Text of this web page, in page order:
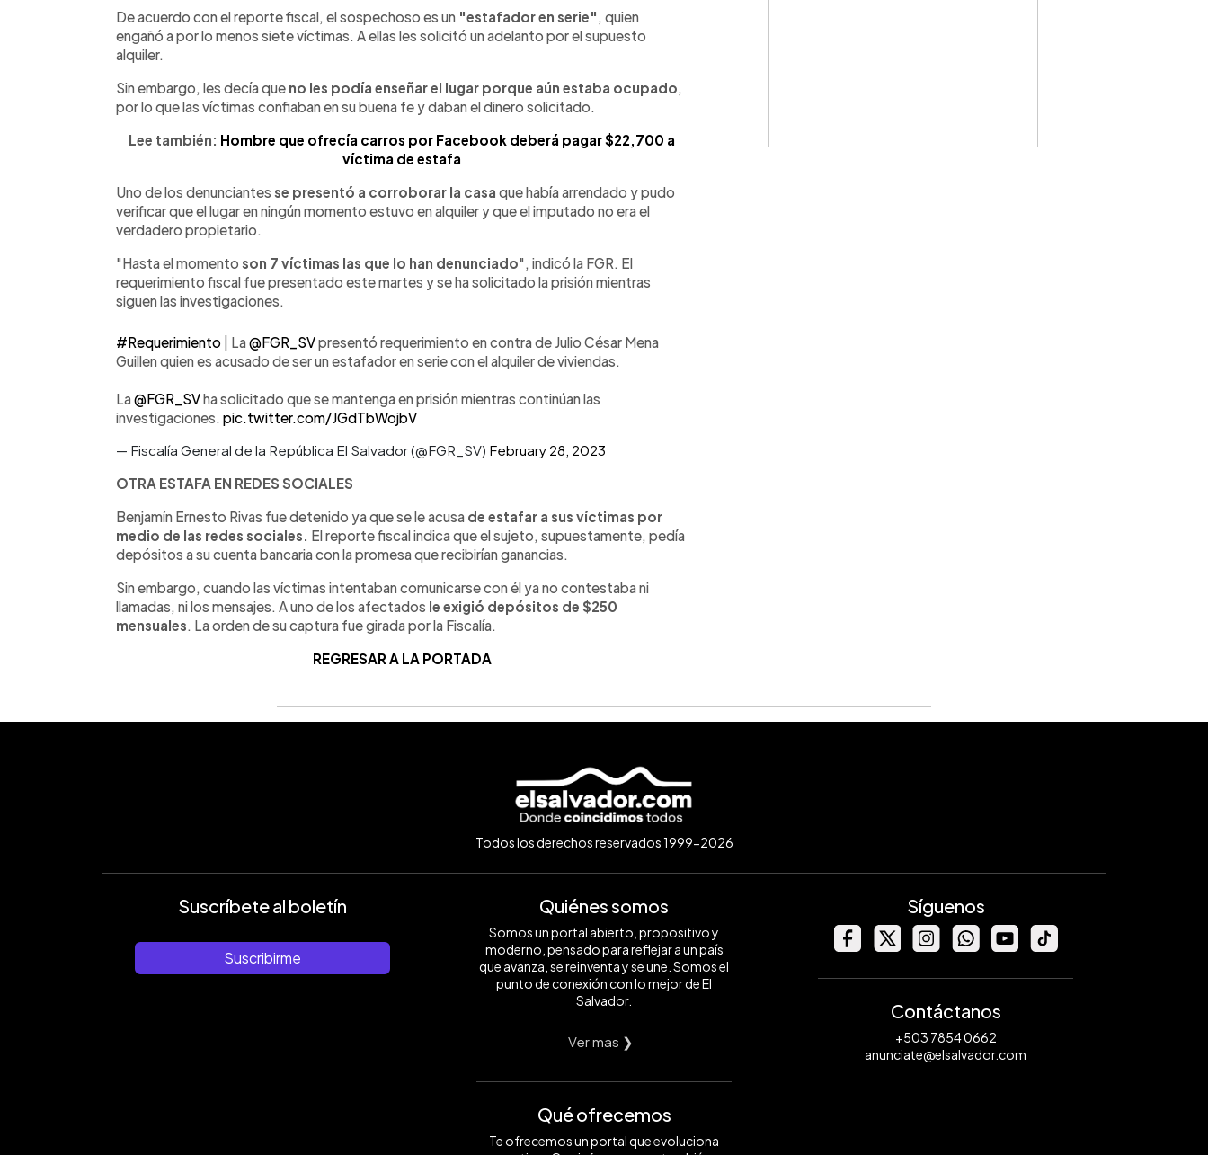
De acuerdo con el reporte fiscal, el sospechoso es un "estafador en serie" , quien
engañó a por lo menos siete víctimas. A ellas les solicitó un adelanto por el supuesto
alquiler.
Sin embargo, les decía que no les podía enseñar el lugar porque aún estaba ocupado
por lo que las víctimas confiaban en su buena fe y daban el dinero solicitado.
Lee también: Hombre que ofrecía carros por Facebook deberá pagar $22,700 a
víctima de estafa
Uno de los denunciantes se presentó a corroborar la casa que había arrendado y pudo
verificar que el lugar en ningún momento estuvo en alquiler y que el imputado no era el
verdadero propietario.
"Hasta el momento son 7 víctimas las que lo han denunciado", indicó la FGR. El
requerimiento fiscal fue presentado este martes y se ha solicitado la prisión mientras
siguen las investigaciones.
#Requerimiento | La@FGR_SVpresentó requerimiento en contra de Julio César Mena
Guillen quien es acusado de ser un estafador en serie con el alquiler de viviendas.
La@FGR_SVha solicitado que se mantenga en prisión mientras continúan las
investigaciones. pic.twitter.com/JGdTbWojbV
— Fiscalía General de la República El Salvador (@FGR_SV) February 28, 2023
OTRA ESTAFA EN REDES SOCIALES
Benjamín Ernesto Rivas fue detenido ya que se le acusa de estafar a sus víctimas por
medio de las redes sociales. El reporte fiscal indica que el sujeto, supuestamente, pedía
depósitos a su cuenta bancaria con la promesa que recibirían ganancias.
Sin embargo, cuando las víctimas intentaban comunicarse con él ya no contestaba ni
llamadas, ni los mensajes. A uno de los afectados le exigió depósitos de $250
mensuales . La orden de su captura fue girada por la Fiscalía.
REGRESAR A LA PORTADA
Todos los derechos reservados 1999-2026
Suscríbete al boletín
Suscribirme
Quiénes somos
Somos un portal abierto, propositivo y
moderno, pensado para reflejar a un país
que avanza, se reinventa y se une. Somos el
punto de conexión con lo mejor de El
Salvador.
Ver mas ❯
Qué ofrecemos
Te ofrecemos un portal que evoluciona
Síguenos
Contáctanos
+503 7854 0662
anunciate@elsalvador.com